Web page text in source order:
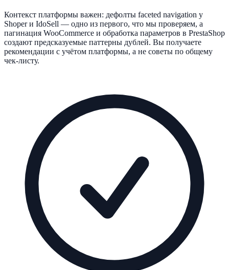
Контекст платформы важен: дефолты faceted navigation у
Shoper и IdoSell — одно из первого, что мы проверяем, а
пагинация WooCommerce и обработка параметров в PrestaShop
создают предсказуемые паттерны дублей. Вы получаете
рекомендации с учётом платформы, а не советы по общему
чек-листу.